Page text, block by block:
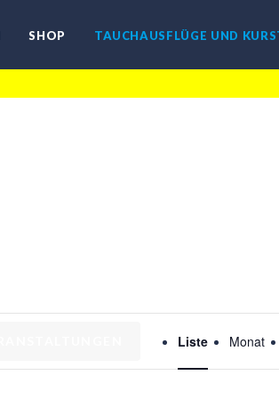
SHOP TAUCHAUSFLÜGE UND
Liste Monat